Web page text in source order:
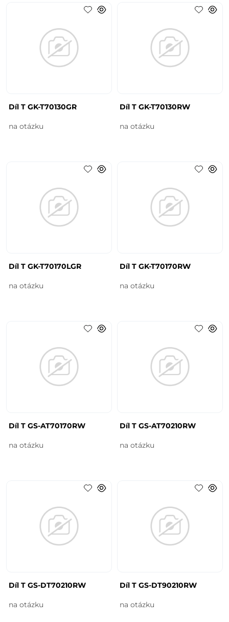
Díl T GK-T70130GR
na otázku
Díl T GK-T70130RW
na otázku
Díl T GK-T70170LGR
na otázku
Díl T GK-T70170RW
na otázku
Díl T GS-AT70170RW
na otázku
Díl T GS-AT70210RW
na otázku
Díl T GS-DT70210RW
na otázku
Díl T GS-DT90210RW
na otázku